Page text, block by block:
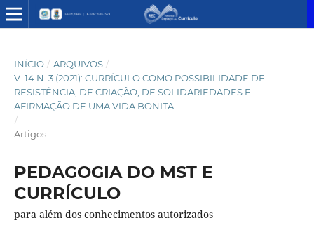
INÍCIO / ARQUIVOS /
V. 14 N. 3 (2021): CURRÍCULO COMO POSSIBILIDADE DE
RESISTÊNCIA, DE CRIAÇÃO, DE SOLIDARIEDADES E
AFIRMAÇÃO DE UMA VIDA BONITA
/
Artigos
PEDAGOGIA DO MST E
CURRÍCULO
para além dos conhecimentos autorizados